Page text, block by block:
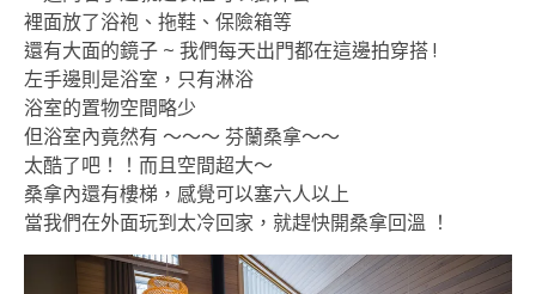
裡面放了浴袍、拖鞋、保險箱等
還有大面的鏡子 ~ 我們每天出門都在這邊拍穿搭 !
左手邊則是浴室，只有淋浴
浴室的置物空間略少
但浴室內竟然有 ～～～ 芬蘭桑拿～～
太酷了吧！！而且空間超大～
桑拿內還有樓梯，感覺可以塞六人以上
當我們在外面玩到太冷回家，就趕快開桑拿回溫 ！